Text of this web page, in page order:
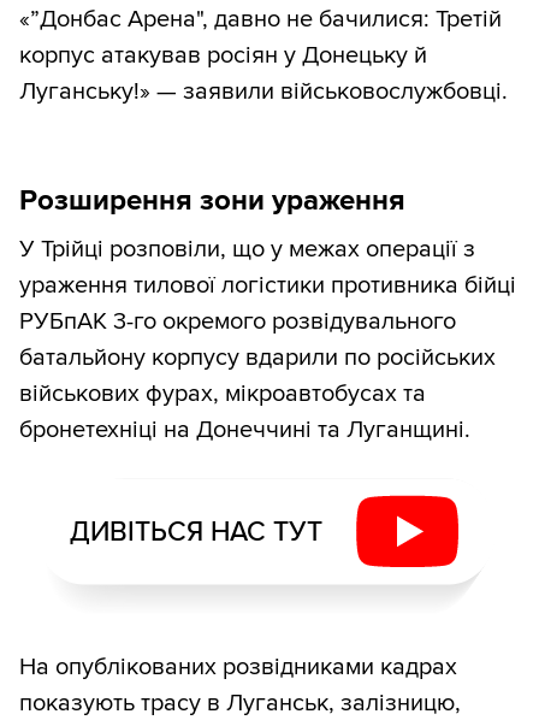
«”Донбас Арена", давно не бачилися: Третій
корпус атакував росіян у Донецьку й
Луганську!» — заявили військовослужбовці.
Розширення зони ураження
У Трійці розповіли, що у межах операції з
ураження тилової логістики противника бійці
РУБпАК 3-го окремого розвідувального
батальйону корпусу вдарили по російських
військових фурах, мікроавтобусах та
бронетехніці на Донеччині та Луганщині.
ДИВІТЬСЯ НАС ТУТ
На опублікованих розвідниками кадрах
показують трасу в Луганськ, залізницю,